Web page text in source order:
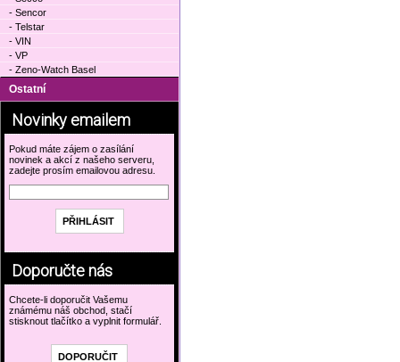
- Sencor
- Telstar
- VIN
- VP
- Zeno-Watch Basel
Ostatní
Novinky emailem
Pokud máte zájem o zasílání
novinek a akcí z našeho serveru,
zadejte prosím emailovou adresu.
Doporučte nás
Chcete-li doporučit Vašemu
známému náš obchod, stačí
stisknout tlačítko a vyplnit formulář.